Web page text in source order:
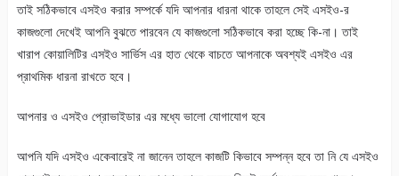
তাই সঠিকভাবে এসইও করার সম্পর্কে যদি আপনার ধারনা থাকে তাহলে সেই এসইও-র
কাজগুলো দেখেই আপনি বুঝতে পারবেন যে কাজগুলো সঠিকভাবে করা হচ্ছে কি-না। তাই
খারাপ কোয়ালিটির এসইও সার্ভিস এর হাত থেকে বাচতে আপনাকে অবশ্যই এসইও এর
প্রাথমিক ধারনা রাখতে হবে।
আপনার ও এসইও প্রোভাইডার এর মধ্যে ভালো যোগাযোগ হবে
আপনি যদি এসইও একেবারেই না জানেন তাহলে কাজটি কিভাবে সম্পন্ন হবে তা নি যে এসইও